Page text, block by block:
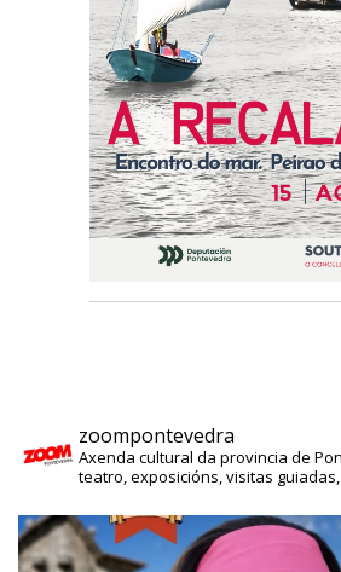
zoompontevedra
Axenda cultural da provincia de
teatro, exposicións, visitas